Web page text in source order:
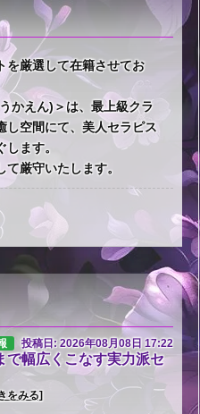
を厳選して在籍させてお
かえん)＞は、最上級クラ
し空間にて、美人セラピス
ます。
厳守いたします。
投稿日: 2026年08月08日 17:22
で幅広くこなす実力派セ
をみる]